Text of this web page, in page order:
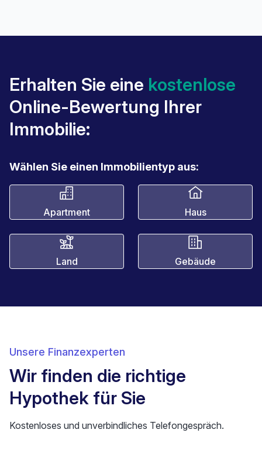
Erhalten Sie eine kostenlose
Online-Bewertung Ihrer
Immobilie:
Wählen Sie einen Immobilientyp aus:
Apartment Haus
Land Gebäude
Unsere Finanzexperten
Wir finden die richtige
Hypothek für Sie
Kostenloses und unverbindliches Telefongespräch.